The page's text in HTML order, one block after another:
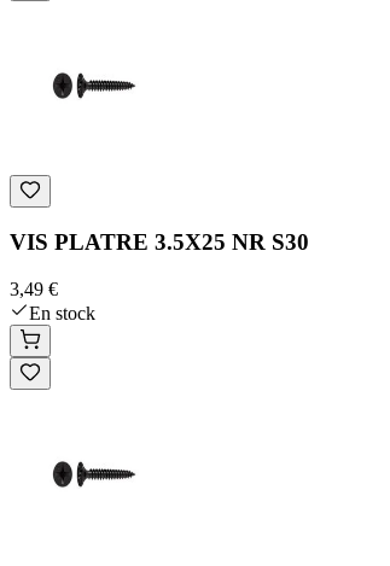
VIS PLATRE 3.5X25 NR S30
3,49 €
En stock